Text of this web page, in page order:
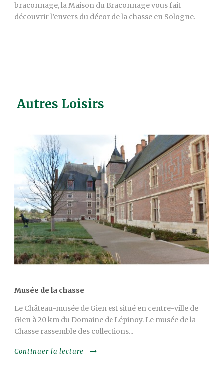
braconnage, la Maison du Braconnage vous fait
découvrir l’envers du décor de la chasse en Sologne.
Autres Loisirs
Musée de la chasse
Le Château-musée de Gien est situé en centre-ville de
Gien à 20 km du Domaine de Lépinoy. Le musée de la
Chasse rassemble des collections...
Continuer la lecture